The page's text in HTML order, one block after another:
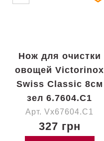
Нож для очистки
овощей Victorinox
Swiss Classic 8см
зел 6.7604.C1
Арт. Vx67604.C1
327 грн